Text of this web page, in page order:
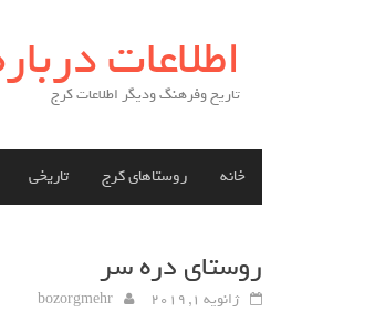
اطلاعات
تاریخ وفرهنگ ودیگر اطلاعات کرج
خانه روستاهای کرج تاریخی
روستای دره سر
ژانویه 1, 2019 bozorgmehr